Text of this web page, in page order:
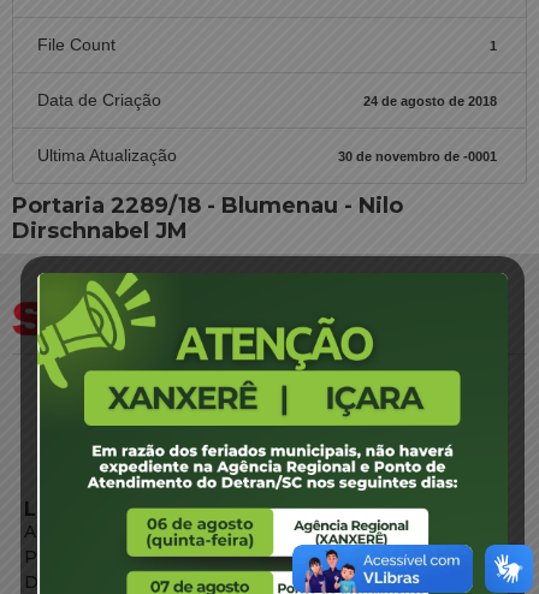
File Count 1
Data de Criação 24 de agosto de 2018
Ultima Atualização 30 de novembro de -0001
Portaria 2289/18 - Blumenau - Nilo
Dirschnabel JM
LINKS EXTERNOS
Agência de Notícias
Portal de Serviços
Diário Oficial